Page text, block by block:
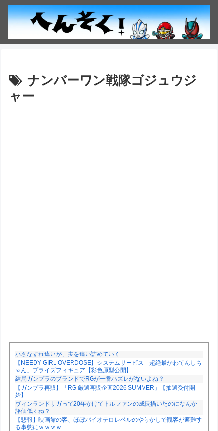
ナンバーワン戦隊ゴジュウジ
ャー
小さなすれ違いが、夫を追い詰めていく
【NEEDY GIRL OVERDOSE】システムサービス「超絶最かわてんしち
ゃん」プライズフィギュア【彩色原型公開】
結局ガンプラのブランドでRGが一番ハズレがないよね？
【ガンプラ再販】「RG 厳選再販企画2026 SUMMER」【抽選受付開
始】
ヴィンランドサガって20年かけてトルファンの成長描いたのになんか
評価低くね？
【悲報】映画館の客、ほぼバイオテロレベルのやらかしで観客が避難す
る事態にｗｗｗｗ